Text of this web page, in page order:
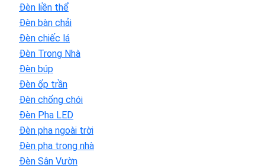
Đèn liền thể
Đèn bàn chải
Đèn chiếc lá
Đèn Trong Nhà
Đèn búp
Đèn ốp trần
Đèn chống chói
Đèn Pha LED
Đèn pha ngoài trời
Đèn pha trong nhà
Đèn Sân Vườn